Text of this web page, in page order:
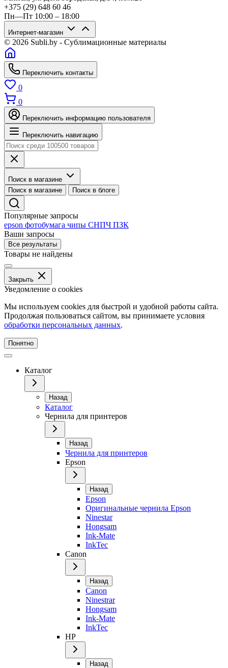
+375 (29) 648 60 46
Пн—Пт 10:00 – 18:00
Интернет-магазин
© 2026 Subli.by - Сублимационные материалы
Переключить контакты
0
0
Переключить информацию пользователя
Переключить навигацию
Поиск в магазине
Поиск в магазине
Поиск в блоге
Популярные запросы
epson фотобумага чипы СНПЧ ПЗК
Ваши запросы
Все результаты
Товары не найдены
Закрыть
Уведомление о cookies
Мы используем cookies для быстрой и удобной работы сайта.
Продолжая пользоваться сайтом, вы принимаете условия
обработки персональных данных.
Понятно
Каталог
Назад
Каталог
Чернила для принтеров
Назад
Чернила для принтеров
Epson
Назад
Epson
Оригинальные чернила Epson
Ninestar
Hongsam
Ink-Mate
InkTec
Canon
Назад
Canon
Ninestrar
Hongsam
Ink-Mate
InkTec
HP
Назад